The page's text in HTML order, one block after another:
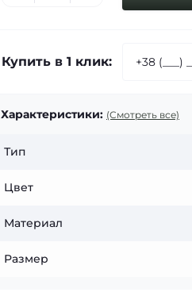
Купить в 1 клик:
Характеристики: (Смотреть все)
Тип
Цвет
Материал
Размер